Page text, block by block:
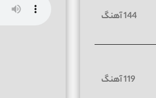
144 آهنگ
119 آهنگ